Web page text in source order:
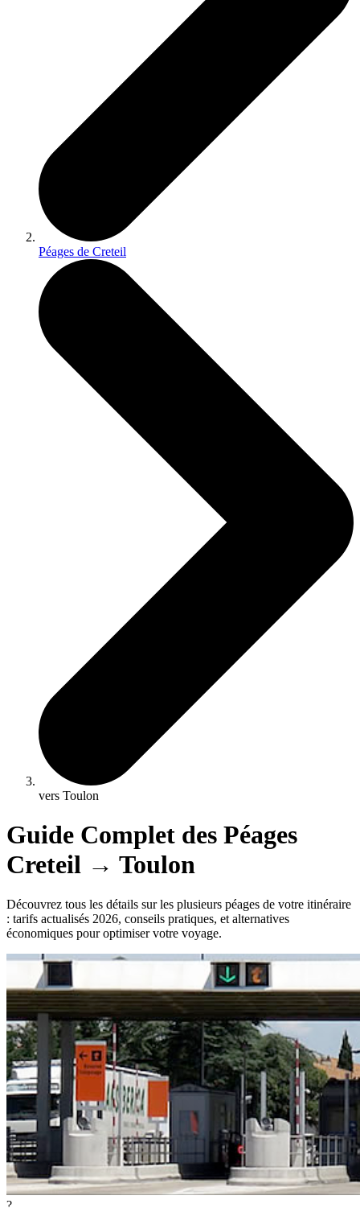
Péages de Creteil
vers Toulon
Guide Complet des Péages
Creteil → Toulon
Découvrez tous les détails sur les plusieurs péages de votre itinéraire
: tarifs actualisés 2026, conseils pratiques, et alternatives
économiques pour optimiser votre voyage.
?